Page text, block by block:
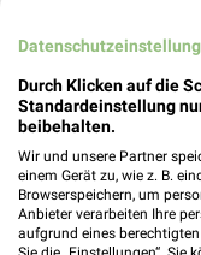
Tchibo
83278
519,92
Durch Klicken auf die
Standardeinstellung
beibehalten.
Wir und unsere Partner
einem Gerät zu, wie z. B.
Browserspeichern, um
Anbieter verarbeiten Ihre
aufgrund eines